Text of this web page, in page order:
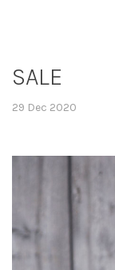
SALE
29 Dec 2020